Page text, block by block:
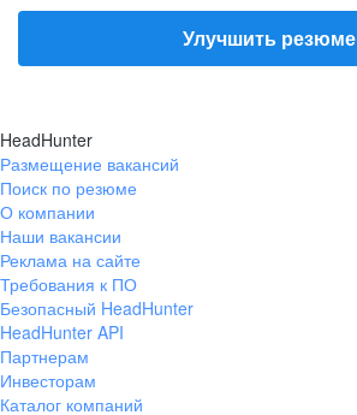
Улучшить резюме
HeadHunter
Размещение вакансий
Поиск по резюме
О компании
Наши вакансии
Реклама на сайте
Требования к ПО
Безопасный HeadHunter
HeadHunter API
Партнерам
Инвесторам
Каталог компаний